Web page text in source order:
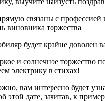
связаны с
виновника торжества
будет крайне доволен
и солнечное
электрику в стихах!
вам интересно будет
дате, зачитав, к